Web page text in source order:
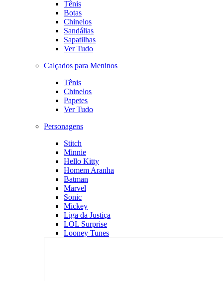
Tênis
Botas
Chinelos
Sandálias
Sapatilhas
Ver Tudo
Calçados para Meninos
Tênis
Chinelos
Papetes
Ver Tudo
Personagens
Stitch
Minnie
Hello Kitty
Homem Aranha
Batman
Marvel
Sonic
Mickey
Liga da Justiça
LOL Surprise
Looney Tunes